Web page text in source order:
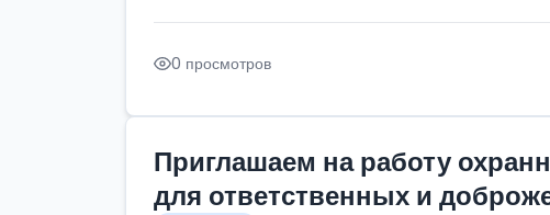
0 просмотров
Приглашаем на работу
для ответственных и